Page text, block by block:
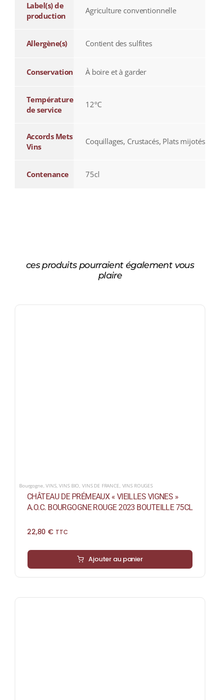
Label(s) de
production
Agriculture conventionnelle
Allergène(s) Contient des sulfites
Conservation À boire et à garder
Température
de service
12°C
Accords Mets
Vins
Coquillages, Crustacés, Plats mijotés
Contenance 75cl
ces produits pourraient également vous
plaire
Bourgogne ,VINS,VINS BIO VINS DE FRANCE VINS ROUGES
CHÂTEAU DE PRÉMEAUX « VIEILLES VIGNES »
A.O.C. BOURGOGNE ROUGE 2023 BOUTEILLE 75CL
22,80 € TTC
Ajouter au panier